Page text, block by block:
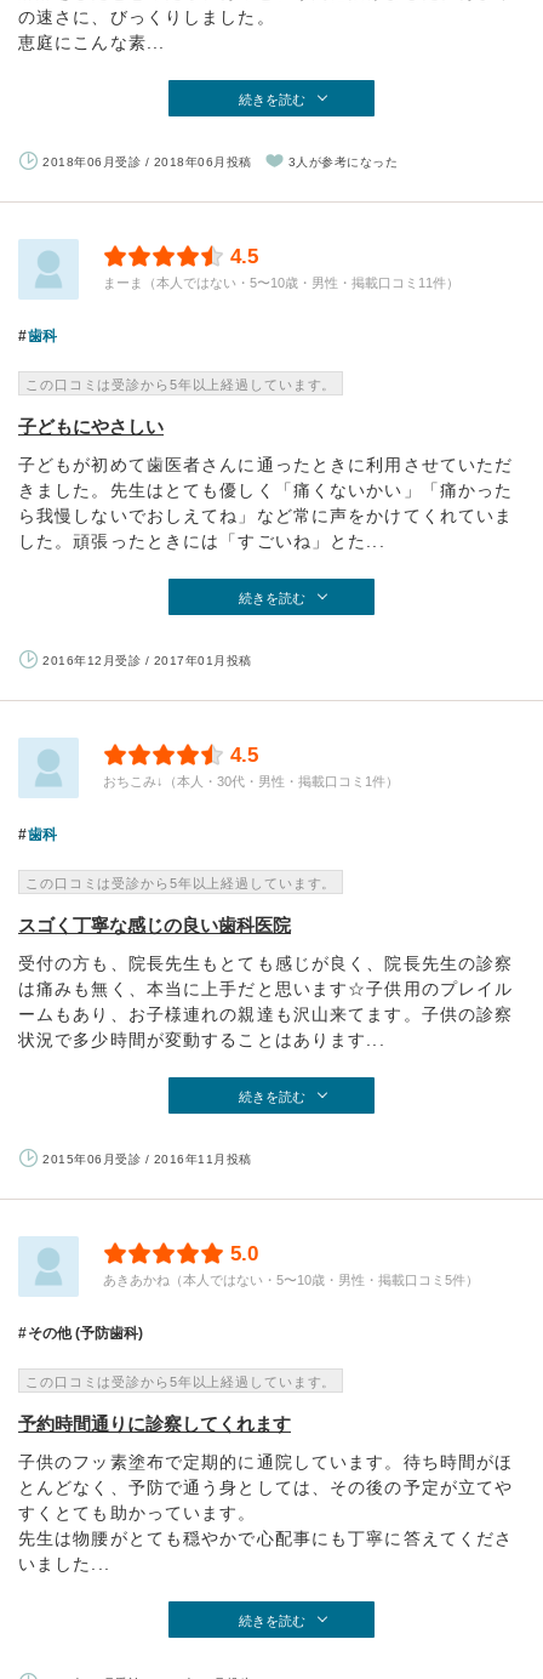
の速さに、びっくりしました。
恵庭にこんな素...
続きを読む
2018年06月受診 / 2018年06月投稿 3人が参考になった
4.5
まーま（本人ではない・5〜10歳・男性・掲載口コミ11件）
歯科
この口コミは受診から5年以上経過しています。
子どもにやさしい
子どもが初めて歯医者さんに通ったときに利用させていただ
きました。先生はとても優しく「痛くないかい」「痛かった
ら我慢しないでおしえてね」など常に声をかけてくれていま
した。頑張ったときには「すごいね」とた...
続きを読む
2016年12月受診 / 2017年01月投稿
4.5
おちこみ↓（本人・30代・男性・掲載口コミ1件）
歯科
この口コミは受診から5年以上経過しています。
スゴく丁寧な感じの良い歯科医院
受付の方も、院長先生もとても感じが良く、院長先生の診察
は痛みも無く、本当に上手だと思います☆子供用のプレイル
ームもあり、お子様連れの親達も沢山来てます。子供の診察
状況で多少時間が変動することはあります...
続きを読む
2015年06月受診 / 2016年11月投稿
5.0
あきあかね（本人ではない・5〜10歳・男性・掲載口コミ5件）
その他 (予防歯科)
この口コミは受診から5年以上経過しています。
予約時間通りに診察してくれます
子供のフッ素塗布で定期的に通院しています。待ち時間がほ
とんどなく、予防で通う身としては、その後の予定が立てや
すくとても助かっています。
先生は物腰がとても穏やかで心配事にも丁寧に答えてくださ
いました...
続きを読む